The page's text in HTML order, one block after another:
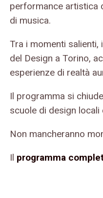
performance artistica
di musica.
Tra i momenti
del Design a Torino,
esperienze di realtà
Il programma si
scuole di design
Non mancheranno
Il programma